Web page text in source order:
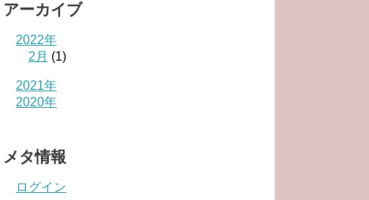
アーカイブ
2022年
2月 (1)
2021年
2020年
メタ情報
ログイン